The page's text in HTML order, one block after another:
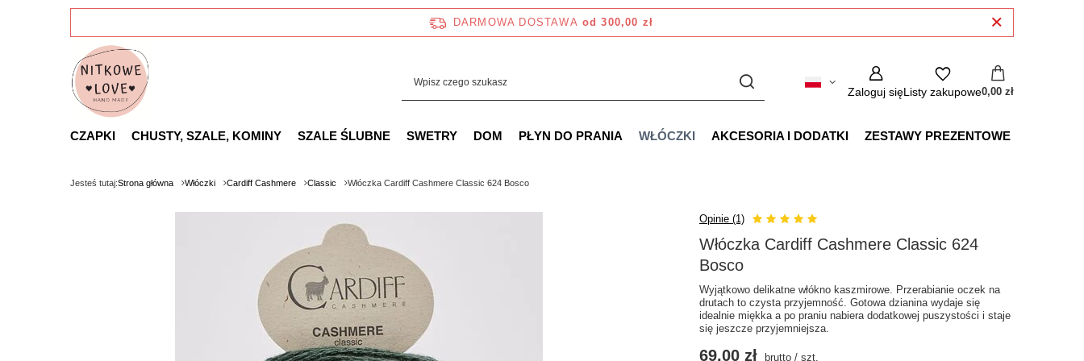
DARMOWA DOSTAWA od 300,00 zł
Zaloguj sięListy zakupowe0,00 zł
CZAPKI CHUSTY, SZALE, KOMINY SZALE ŚLUBNE SWETRY DOM PŁYN DO PRANIA WŁÓCZKI AKCESORIA I DODATKI ZESTAWY PREZENTOWE
Jesteś tutaj:Strona główna Włóczki Cardiff Cashmere Classic Włóczka Cardiff Cashmere Classic 624 Bosco
Opinie (1)
Włóczka Cardiff Cashmere Classic 624
Bosco
Wyjątkowo delikatne włókno kaszmirowe. Przerabianie oczek na
drutach to czysta przyjemność. Gotowa dzianina wydaje się
idealnie miękka a po praniu nabiera dodatkowej puszystości i staje
się jeszcze przyjemniejsza.
69,00 zł brutto /szt.